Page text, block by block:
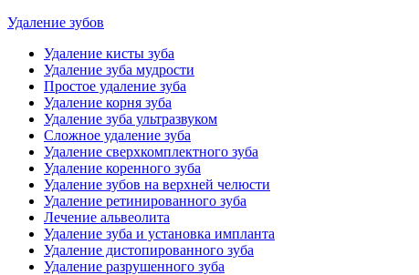
Удаление зубов
Удаление кисты зуба
Удаление зуба мудрости
Простое удаление зуба
Удаление корня зуба
Удаление зуба ультразвуком
Сложное удаление зуба
Удаление сверхкомплектного зуба
Удаление коренного зуба
Удаление зубов на верхней челюсти
Удаление ретинированного зуба
Лечение альвеолита
Удаление зуба и установка импланта
Удаление дистопированного зуба
Удаление разрушенного зуба